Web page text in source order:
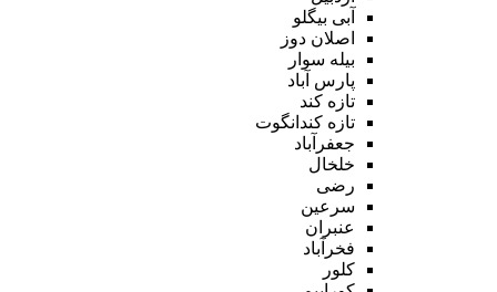
آبی بیگلو
اصلان دوز
بیله سوار
پارس آباد
تازه کند
تازه کندانگوت
جعفرآباد
خلخال
رضی
سرعین
عنبران
فخرآباد
کلور